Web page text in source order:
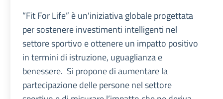
“Fit For Life” è un'iniziativa globale progettata
per sostenere investimenti intelligenti nel
settore sportivo e ottenere un impatto positivo
in termini di istruzione, uguaglianza e
benessere. Si propone di aumentare la
partecipazione delle persone nel settore